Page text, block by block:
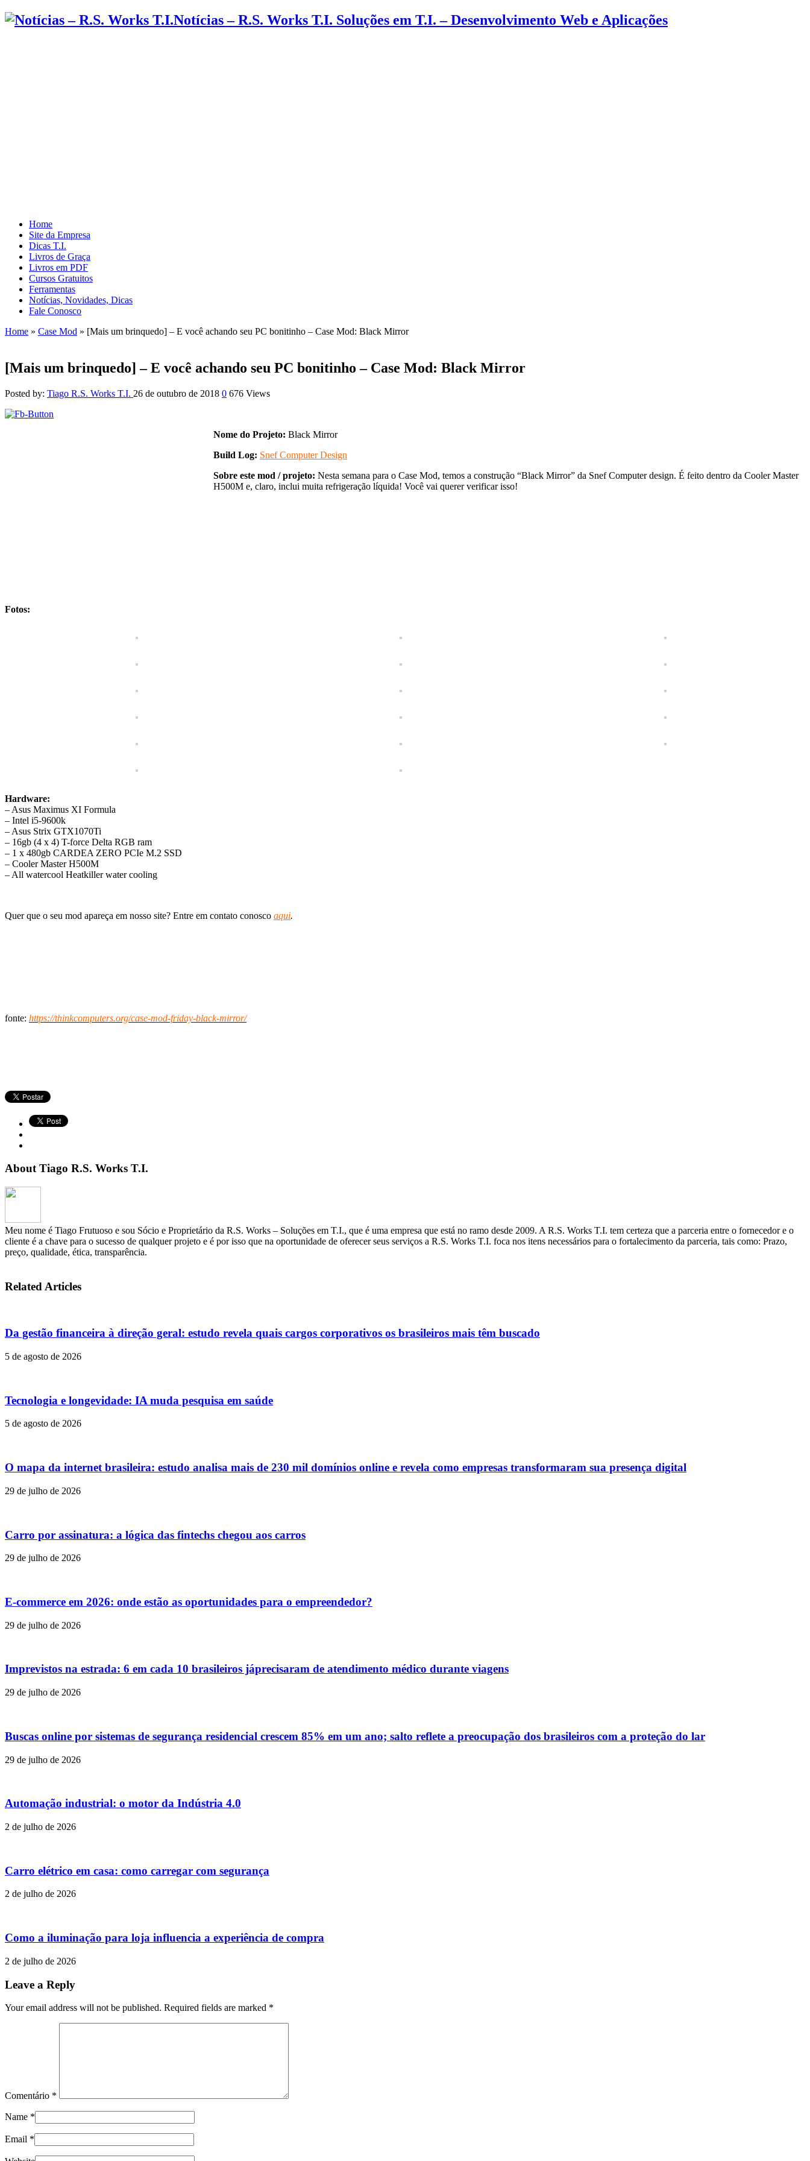
Notícias – R.S. Works T.I. Soluções em T.I. – Desenvolvimento Web e Aplicações
Home
Site da Empresa
Dicas T.I.
Livros de Graça
Livros em PDF
Cursos Gratuitos
Ferramentas
Notícias, Novidades, Dicas
Fale Conosco
Home » Case Mod » [Mais um brinquedo] – E você achando seu PC bonitinho – Case Mod: Black Mirror
[Mais um brinquedo] – E você achando seu PC bonitinho – Case Mod: Black Mirror
Posted by: Tiago R.S. Works T.I. 26 de outubro de 2018 0 676 Views
Nome do Projeto: Black Mirror
Build Log: Snef Computer Design
Sobre este mod / projeto: Nesta semana para o Case Mod, temos a construção “Black Mirror” da Snef Computer design. É feito dentro da Cooler Master
H500M e, claro, inclui muita refrigeração líquida! Você vai querer verificar isso!
Fotos:
Hardware:
– Asus Maximus XI Formula
– Intel i5-9600k
– Asus Strix GTX1070Ti
– 16gb (4 x 4) T-force Delta RGB ram
– 1 x 480gb CARDEA ZERO PCIe M.2 SSD
– Cooler Master H500M
– All watercool Heatkiller water cooling
Quer que o seu mod apareça em nosso site? Entre em contato conosco aqui.
fonte: https://thinkcomputers.org/case-mod-friday-black-mirror/
About Tiago R.S. Works T.I.
Meu nome é Tiago Frutuoso e sou Sócio e Proprietário da R.S. Works – Soluções em T.I., que é uma empresa que está no ramo desde 2009. A R.S. Works T.I. tem certeza que a parceria entre o fornecedor e o
cliente é a chave para o sucesso de qualquer projeto e é por isso que na oportunidade de oferecer seus serviços a R.S. Works T.I. foca nos itens necessários para o fortalecimento da parceria, tais como: Prazo,
preço, qualidade, ética, transparência.
Related Articles
Da gestão financeira à direção geral: estudo revela quais cargos corporativos os brasileiros mais têm buscado
5 de agosto de 2026
Tecnologia e longevidade: IA muda pesquisa em saúde
5 de agosto de 2026
O mapa da internet brasileira: estudo analisa mais de 230 mil domínios online e revela como empresas transformaram sua presença digital
29 de julho de 2026
Carro por assinatura: a lógica das fintechs chegou aos carros
29 de julho de 2026
E-commerce em 2026: onde estão as oportunidades para o empreendedor?
29 de julho de 2026
Imprevistos na estrada: 6 em cada 10 brasileiros jáprecisaram de atendimento médico durante viagens
29 de julho de 2026
Buscas online por sistemas de segurança residencial crescem 85% em um ano; salto reflete a preocupação dos brasileiros com a proteção do lar
29 de julho de 2026
Automação industrial: o motor da Indústria 4.0
2 de julho de 2026
Carro elétrico em casa: como carregar com segurança
2 de julho de 2026
Como a iluminação para loja influencia a experiência de compra
2 de julho de 2026
Leave a Reply
Your email address will not be published. Required fields are marked *
Comentário *
Name *
Email *